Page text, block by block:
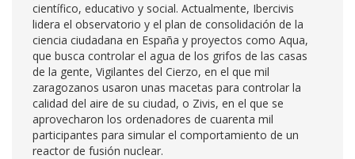
científico, educativo y social. Actualmente, Ibercivis
lidera el observatorio y el plan de consolidación de la
ciencia ciudadana en España y proyectos como Aqua,
que busca controlar el agua de los grifos de las casas
de la gente, Vigilantes del Cierzo, en el que mil
zaragozanos usaron unas macetas para controlar la
calidad del aire de su ciudad, o Zivis, en el que se
aprovecharon los ordenadores de cuarenta mil
participantes para simular el comportamiento de un
reactor de fusión nuclear.